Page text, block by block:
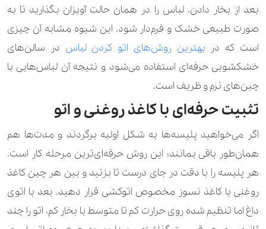
بعد از بخار دادن، لباس را در همان حالت آویزان بگذارید تا به
‌صورت طبیعی خشک و فرم‌دار شود. این شیوه مشابه آن چیزی
است که در بهترین روش‌های اتو کردن لباس در سالن‌های
خشکشویی حرفه‌ای استفاده می‌شود و نتیجه‌ آن لباس‌هایی با
چین‌های نرم و ظریف است.
تثبیت حرفه‌ای با کاغذ روغنی و اتو
اگر می‌خواهید پلیسه‌ها به شکل اولیه برگردند و مدت‌ها هم
همان‌طور باقی بمانند؛ این روش حرفه‌ای‌ترین مرحله‌ کار است.
هر پلیسه را با دقت در جای درست تا بزنید و بین هر چین کاغذ
روغنی یا کاغذ نسوز مخصوص اتوکشی قرار دهید. بعد با اتوی
داغ اما تنظیم ‌شده روی حرارت کم تا متوسط با بخار کم، اتو را چند